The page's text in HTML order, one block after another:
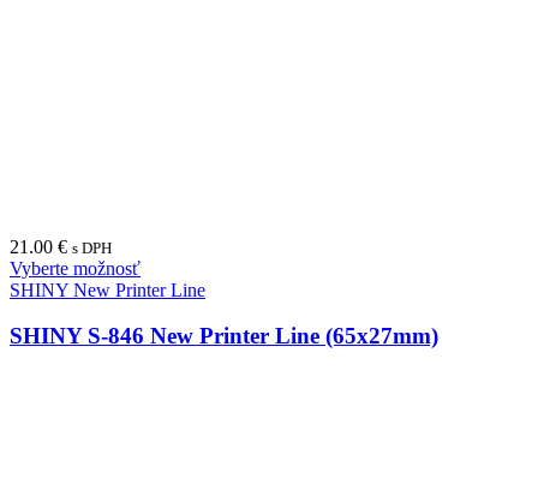
21.00 € s DPH
Vyberte možnosť
SHINY New Printer Line
SHINY S-846 New Printer Line (65x27mm)